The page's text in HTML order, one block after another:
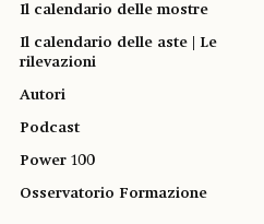
Il calendario delle mostre
Il calendario delle aste | Le
rilevazioni
Autori
Podcast
Power 100
Osservatorio Formazione